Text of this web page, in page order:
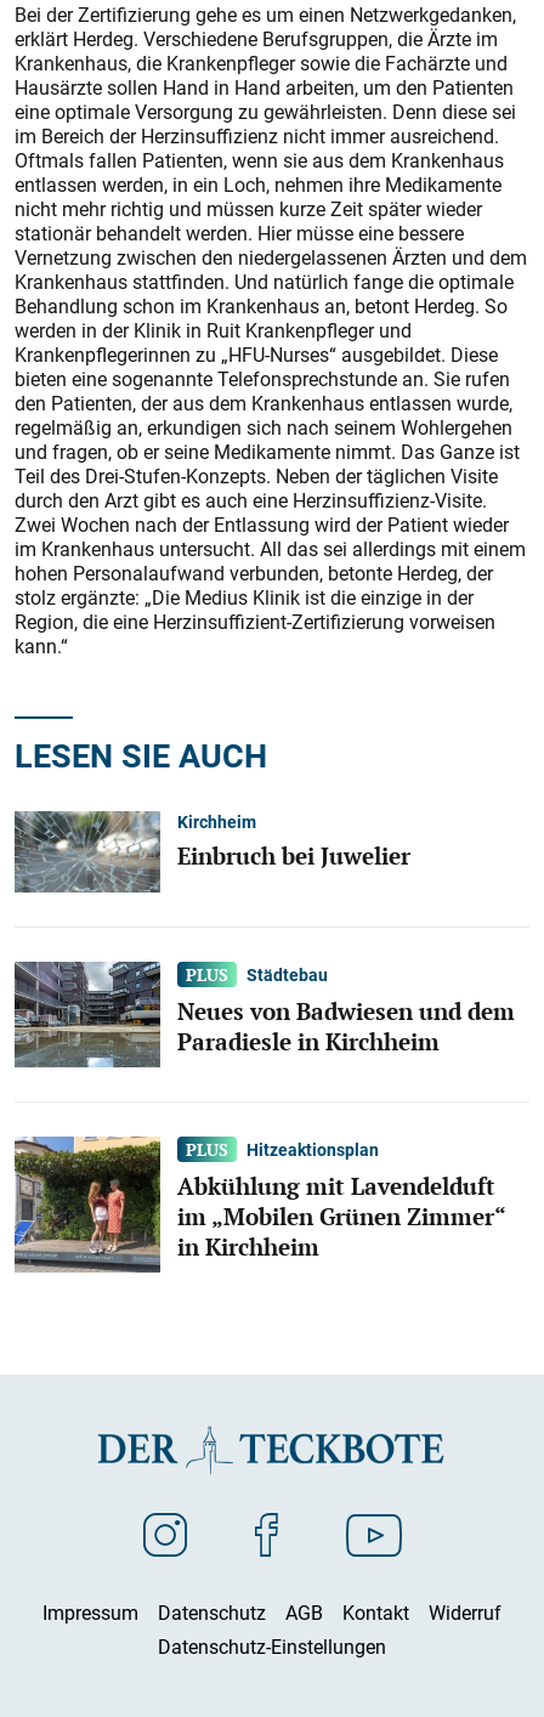
Bei der Zertifizierung gehe es um einen Netzwerkgedanken,
erklärt Herdeg. Verschiedene Berufsgruppen, die Ärzte im
Krankenhaus, die Krankenpfleger sowie die Fachärzte und
Hausärzte sollen Hand in Hand arbeiten, um den Patienten
eine optimale Versorgung zu gewährleisten. Denn diese sei
im Bereich der Herzinsuffizienz nicht immer ausreichend.
Oftmals fallen Patienten, wenn sie aus dem Krankenhaus
entlassen werden, in ein Loch, nehmen ihre Medikamente
nicht mehr richtig und müssen kurze Zeit später wieder
stationär behandelt werden. Hier müsse eine bessere
Vernetzung zwischen den niedergelassenen Ärzten und dem
Krankenhaus stattfinden. Und natürlich fange die optimale
Behandlung schon im Krankenhaus an, betont Herdeg. So
werden in der Klinik in Ruit Krankenpfleger und
Krankenpflegerinnen zu „HFU-Nurses“ ausgebildet. Diese
bieten eine sogenannte Telefonsprechstunde an. Sie rufen
den Patienten, der aus dem Krankenhaus entlassen wurde,
regelmäßig an, erkundigen sich nach seinem Wohlergehen
und fragen, ob er seine Medikamente nimmt. Das Ganze ist
Teil des Drei-Stufen-Konzepts. Neben der täglichen Visite
durch den Arzt gibt es auch eine Herzinsuffizienz-Visite.
Zwei Wochen nach der Entlassung wird der Patient wieder
im Krankenhaus untersucht. All das sei allerdings mit einem
hohen Personalaufwand verbunden, betonte Herdeg, der
stolz ergänzte: „Die Medius Klinik ist die einzige in der
Region, die eine Herzinsuffizient-Zertifizierung vorweisen
kann.“
LESEN SIE AUCH
Kirchheim
Einbruch bei Juwelier
Städtebau
Neues von Badwiesen und dem
Paradiesle in Kirchheim
Hitzeaktionsplan
Abkühlung mit Lavendelduft
im „Mobilen Grünen Zimmer“
in Kirchheim
Impressum Datenschutz AGB Kontakt
Widerruf
Datenschutz-Einstellungen